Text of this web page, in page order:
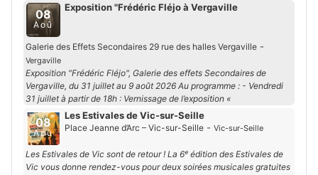
08
Aoû
Exposition "Frédéric Fléjo à Vergaville
Galerie des Effets Secondaires 29 rue des halles Vergaville -
Vergaville
Exposition "Frédéric Fléjo", Galerie des effets Secondaires de
Vergaville, du 31 juillet au 9 août 2026 Au programme : - Vendredi
31 juillet à partir de 18h : Vernissage de l’exposition «
08
Aoû
Les Estivales de Vic-sur-Seille
Place Jeanne d’Arc – Vic-sur-Seille - Vic-sur-Seille
Les Estivales de Vic sont de retour ! La 6ᵉ édition des Estivales de
Vic vous donne rendez-vous pour deux soirées musicales gratuites